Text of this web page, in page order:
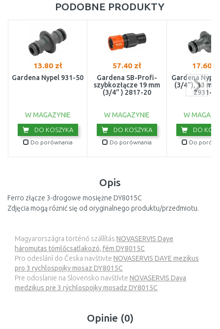
PODOBNE PRODUKTY
13.80 zł
Gardena Nypel 931-50
W MAGAZYNIE
DO KOSZYKA
Do porównania
57.40 zł
Gardena SB-Profi-
szybkozłącze 19 mm
(3/4" ) 2817-20
W MAGAZYNIE
DO KOSZYKA
Do porównania
17.60
Gardena
(3/4"), 13
2931-29
W
DO
Do
Opis
Ferro złącze 3-drogowe mosiężne DY8015C
Zdjęcia mogą różnić się od oryginalnego produktu/przedmiotu.
Magyarországra történő szállítás NOVASERVIS Daye
háromutas tömlőcsatlakozó, fém DY8015C
Pro odeslání do Česka navštivte NOVASERVIS DAYE mezikus
pro 3 rychlospojky mosaz DY8015C
Pre odoslanie na Slovensko navštívte NOVASERVIS Daya
medzikus pre 3 rýchlospojky mosadz DY8015C
Opinie (0)